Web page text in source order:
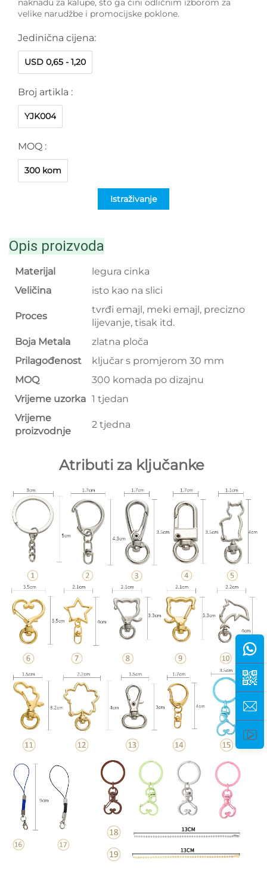
velike narudžbe i promocijske poklone.
Jedinična cijena:
USD 0,65 - 1,20
Broj artikla :
YJK004
MOQ :
300 kom
Istraživanje
Opis proizvoda
Materijal
legura cinka
Veličina
isto kao na slici
Proces
tvrđi emajl, meki emajl, precizno
lijevanje, tisak itd.
Boja Metala
zlatna ploča
Prilagođenost
ključar s promjerom 30 mm
MOQ
300 komada po dizajnu
Vrijeme uzorka 1 tjedan
Vrijeme
proizvodnje
2 tjedna
Atributi za ključanke